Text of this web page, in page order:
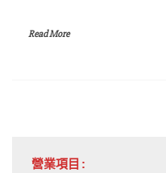
Read More
營業項目: